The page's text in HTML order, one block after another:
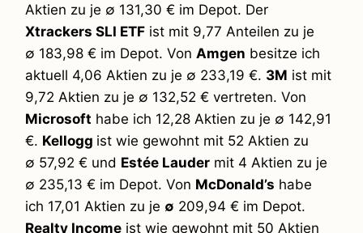
Aktien zu je ∅ 131,30 € im Depot. Der
Xtrackers SLI ETF ist mit 9,77 Anteilen zu je
∅ 183,98 € im Depot. Von Amgen besitze ich
aktuell 4,06 Aktien zu je ∅ 233,19 €. 3M ist mit
9,72 Aktien zu je ∅ 132,52 € vertreten. Von
Microsoft habe ich 12,28 Aktien zu je ∅ 142,91
€. Kellogg ist wie gewohnt mit 52 Aktien zu
∅ 57,92 € und Estée Lauder mit 4 Aktien zu je
∅ 235,13 € im Depot. Von McDonald’s habe
ich 17,01 Aktien zu je ∅ 209,94 € im Depot.
Realty Income ist wie gewohnt mit 50 Aktien